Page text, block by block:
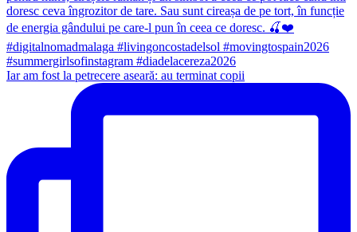
Iar am fost la petrecere aseară: au terminat copii